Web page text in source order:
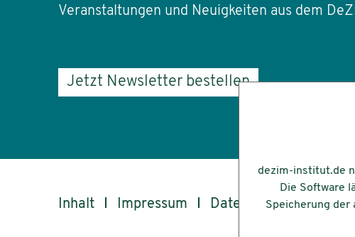
Veranstaltungen und Neuigkeiten aus dem
Jetzt Newsletter bestellen
Inhalt Impressum Datenschutz
dezim-institut.de
Die Software
Speicherung der